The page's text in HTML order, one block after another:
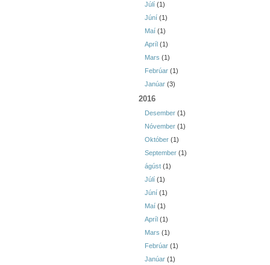
Júlí (1)
Júní (1)
Maí (1)
Apríl (1)
Mars (1)
Febrúar (1)
Janúar (3)
2016
Desember (1)
Nóvember (1)
Október (1)
September (1)
ágúst (1)
Júlí (1)
Júní (1)
Maí (1)
Apríl (1)
Mars (1)
Febrúar (1)
Janúar (1)